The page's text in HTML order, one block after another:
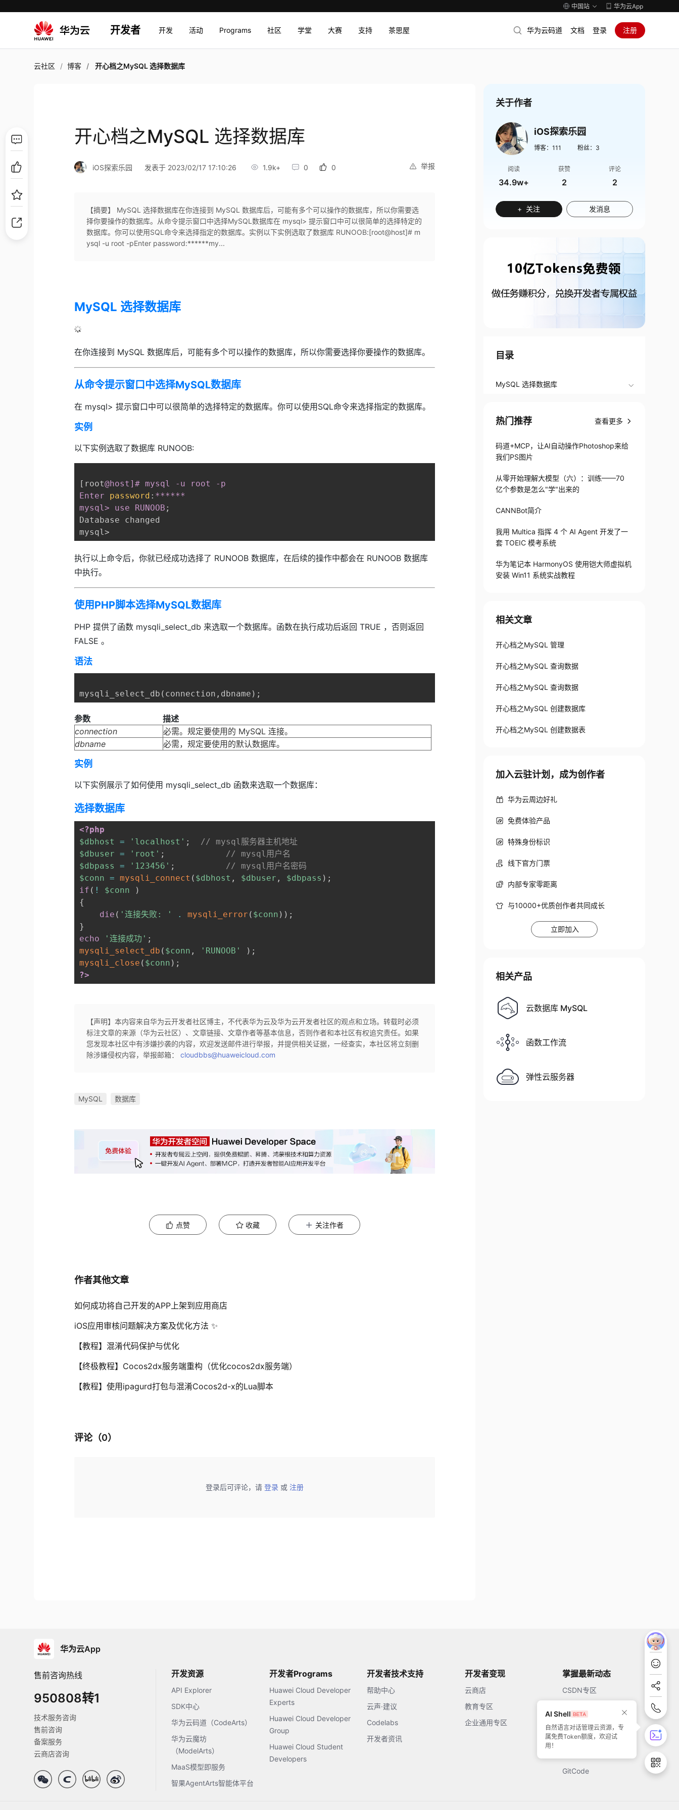
中国站 华为云App
开发者 开发 活动 Programs 社区 学堂 大赛 支持 茶思屋 华为云码道 文档 登录 注册
云社区 博客 开心档之MySQL 选择数据库
开心档之MySQL 选择数据库
举报
iOS探索乐园 发表于 2023/02/17 17:10:26 1.9k+ 0 0
【摘要】 MySQL 选择数据库在你连接到 MySQL 数据库后，可能有多个可以操作的数据库，所以你需要选
择你要操作的数据库。从命令提示窗口中选择MySQL数据库在 mysql> 提示窗口中可以很简单的选择特定的
数据库。你可以使用SQL命令来选择指定的数据库。实例以下实例选取了数据库 RUNOOB:[root@host]# m
ysql -u root -pEnter password:******my...
MySQL 选择数据库
在你连接到 MySQL 数据库后，可能有多个可以操作的数据库，所以你需要选择你要操作的数据库。
从命令提示窗口中选择MySQL数据库
在 mysql> 提示窗口中可以很简单的选择特定的数据库。你可以使用SQL命令来选择指定的数据库。
实例
以下实例选取了数据库 RUNOOB:
[root@host ]# mysql -u root -p
Enter password : ******
mysql> use RUNOOB ;
Database changed
执行以上命令后，你就已经成功选择了 RUNOOB 数据库，在后续的操作中都会在 RUNOOB 数据库
中执行。
使用PHP脚本选择MySQL数据库
PHP 提供了函数 mysqli_select_db 来选取一个数据库。函数在执行成功后返回 TRUE ，否则返回
FALSE 。
语法
参数
描述
connection
必需。规定要使用的 MySQL 连接。
dbname
必需，规定要使用的默认数据库。
实例
以下实例展示了如何使用 mysqli_select_db 函数来选取一个数据库：
选择数据库
<?php
$dbhost
= 'localhost' ;
// mysql服务器主机地址
$dbuser = 'root' ;
// mysql用户名
$dbpass
= '123456' ;
// mysql用户名密码
$conn = mysqli_connect ( $dbhost , $dbuser , $dbpass ) ;
if ( ! $conn
)
{
die ( '连接失败: ' . mysqli_error ( $conn ) ) ;
}
echo
'连接成功' ;
mysqli_select_db ( $conn , 'RUNOOB' ) ;
mysqli_close ( $conn ) ;
?>
【声明】本内容来自华为云开发者社区博主，不代表华为云及华为云开发者社区的观点和立场。转载时必须
标注文章的来源（华为云社区）、文章链接、文章作者等基本信息，否则作者和本社区有权追究责任。如果
您发现本社区中有涉嫌抄袭的内容，欢迎发送邮件进行举报，并提供相关证据，一经查实，本社区将立刻删
除涉嫌侵权内容，举报邮箱：cloudbbs@huaweicloud.com
MySQL 数据库
点赞 收藏 关注作者
作者其他文章
如何成功将自己开发的APP上架到应用商店
iOS应用审核问题解决方案及优化方法 ✨
【教程】混淆代码保护与优化
【终极教程】Cocos2dx服务端重构（优化cocos2dx服务端）
【教程】使用ipagurd打包与混淆Cocos2d-x的Lua脚本
评论（0）
登录后可评论，请 登录 或 注册
关于作者
iOS探索乐园
博客： 111 粉丝： 3
阅读
34.9w+
获赞
2
评论
2
+ 关注 发消息
目录
MySQL 选择数据库
热门推荐 查看更多
码道+MCP，让AI自动操作Photoshop来给
我们PS图片
从零开始理解大模型（六）：训练——70
亿个参数是怎么"学"出来的
CANNBot简介
我用 Multica 指挥 4 个 AI Agent 开发了一
套 TOEIC 模考系统
华为笔记本 HarmonyOS 使用铠大师虚拟机
安装 Win11 系统实战教程
相关文章
开心档之MySQL 管理
开心档之MySQL 查询数据
开心档之MySQL 查询数据
开心档之MySQL 创建数据库
开心档之MySQL 创建数据表
加入云驻计划，成为创作者
华为云周边好礼
免费体验产品
特殊身份标识
线下官方门票
内部专家零距离
与10000+优质创作者共同成长
立即加入
相关产品
云数据库 MySQL
函数工作流
弹性云服务器
AI Shell
自然语言对话管理云资源，专
属免费Token额度，欢迎试
用！
华为云App
售前咨询热线
950808转1
技术服务咨询
售前咨询
备案服务
云商店咨询
开发资源
API Explorer
SDK中心
华为云码道（CodeArts）
华为云魔坊
（ModelArts）
MaaS模型即服务
智果AgentArts智能体平台
开发者Programs
Huawei Cloud Developer
Experts
Huawei Cloud Developer
Group
Huawei Cloud Student
Developers
开发者技术支持
帮助中心
云声·建议
Codelabs
开发者资讯
开发者变现
云商店
教育专区
企业通用专区
掌握最新动态
CSDN专区
开源中国
51CTO
GitCode